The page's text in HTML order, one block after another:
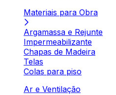
Materiais para Obra
Argamassa e Rejunte
Impermeabilizante
Chapas de Madeira
Telas
Colas para piso
Ar e Ventilação